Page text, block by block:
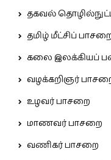
தகவல்
தமிழ் மீட்சிப்
கலை இலக்கியப்
வழக்கறிஞர்
உழவர் பாசறை
மாணவர் பாசறை
வணிகர் பாசறை